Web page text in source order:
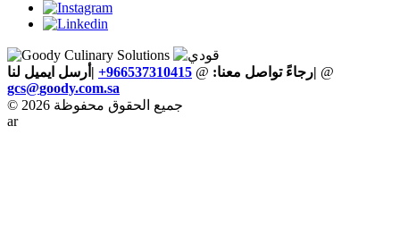
رجاءً تواصل معنا: @
+966537310415 |أرسل ايميل لنا | @
gcs@goody.com.sa
© 2026 جميع الحقوق محفوظة
ar